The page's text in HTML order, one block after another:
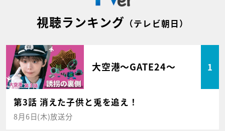
視聴ランキング （テレビ朝日）
大空港～GATE24～ 1
第3話 消えた子供と兎を追え！
8月6日(木)放送分